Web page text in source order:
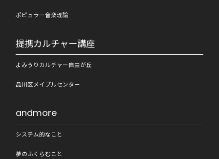
ポピュラー音楽理論
提携カルチャー講座
よみうりカルチャー自由が丘
品川区メイプルセンター
andmore
システム的なこと
夢のふくらむこと